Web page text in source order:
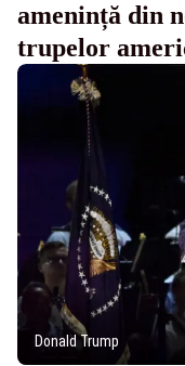
amenință din
trupelor
Donald Trump